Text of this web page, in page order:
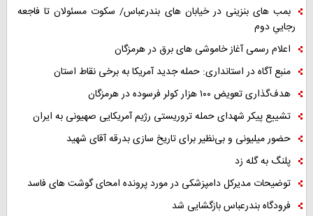
بمب های بنزینی در خیابان های بندرعباس/ سکوت مسئولان تا فاجعه
رجاییِ دوم
اعلام رسمی آغاز خاموشی های برق در هرمزگان
منبع آگاه در استانداری: حمله جدید آمریکا به برخی نقاط استان
هدف‌گذاری تعویض ۱۰۰ هزار کولر فرسوده در هرمزگان
تشییع پیکر شهدای حمله تروریستی رژیم آمریکایی صهیونی به ایران
حضور میلیونی و بی‌نظیر برای تاریخ سازی بدرقه آقای شهید
پلنگ به گله زد
توضیحات مدیرکل دامپزشکی در مورد پرونده امحای گوشت های فاسد
فرودگاه بندرعباس بازگشایی شد